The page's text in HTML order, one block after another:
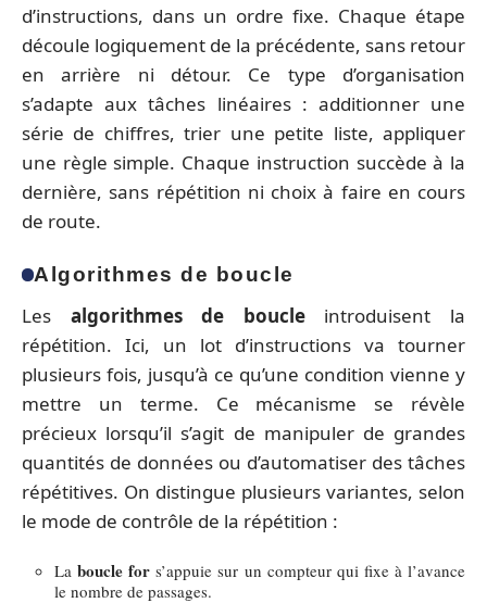
d’instructions, dans un ordre fixe. Chaque étape
découle logiquement de la précédente, sans retour
en arrière ni détour. Ce type d’organisation
s’adapte aux tâches linéaires : additionner une
série de chiffres, trier une petite liste, appliquer
une règle simple. Chaque instruction succède à la
dernière, sans répétition ni choix à faire en cours
de route.
Algorithmes de boucle
Les algorithmes de boucleintroduisent la
répétition. Ici, un lot d’instructions va tourner
plusieurs fois, jusqu’à ce qu’une condition vienne y
mettre un terme. Ce mécanisme se révèle
précieux lorsqu’il s’agit de manipuler de grandes
quantités de données ou d’automatiser des tâches
répétitives. On distingue plusieurs variantes, selon
le mode de contrôle de la répétition :
Laboucle for s’appuie sur un compteur qui fixe à l’avance
le nombre de passages.